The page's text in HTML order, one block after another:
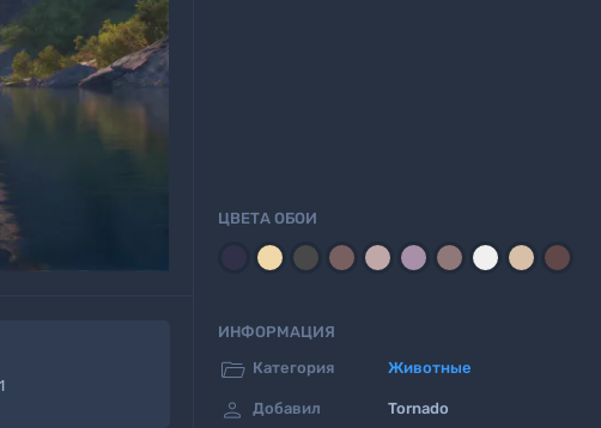
ЦВЕТА ОБОИ
ИНФОРМАЦИЯ
 Категория Животные
 Добавил Tornado